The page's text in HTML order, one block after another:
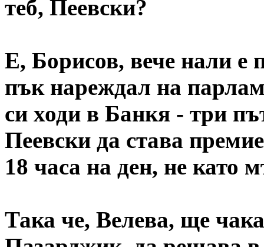
теб, Пеевски?
Е, Борисов, вече нали е
пък нареждал на
си ходи в Банкя - три
Пеевски да става
18 часа на ден, не като
Така че, Велева, ще